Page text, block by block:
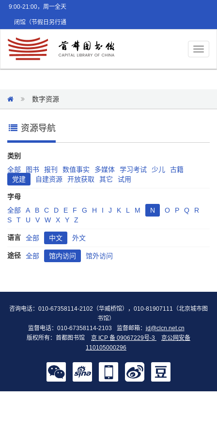
9:00-21:00，周一全天
闭馆（节假日另行通
数字资源
资源导航
类别
全部
图书 报刊 数值事实 多媒体 学习考试 少儿
古籍
党建
自建资源 开放获取 其它 试用
字母
全部
A B C D E F G H I J K L M N O P Q
R
S
T U V W X Y Z
语言 全部 中文 外文
途径 全部 馆内访问 馆外访问
咨询电话：010-67358114-2102（华威桥馆），010-81907111（北京城市图
书馆）
监督电话：010-67358114-2103
监督邮箱： jd@clcn.net.cn
版权所有：首都图书馆
京 ICP 备 09067229号-3
京公网安备
110105000296